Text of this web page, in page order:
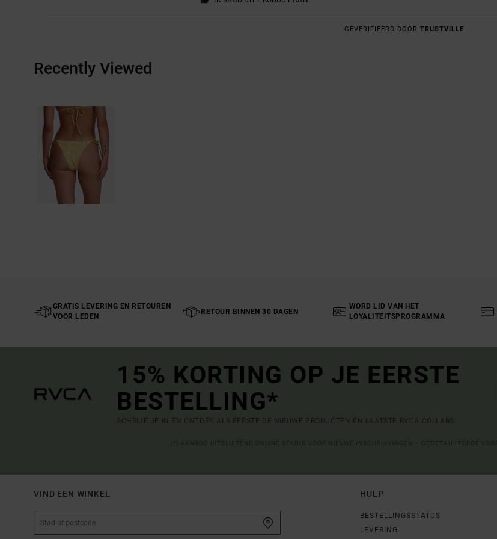
GEVERIFIEERD DOOR TRUSTVILLE
Recently Viewed
GRATIS LEVERING EN RETOUREN
VOOR LEDEN
RETOUR BINNEN 30 DAGEN
WORD LID VAN HET
LOYALITEITSPROGRAMMA
15% KORTING OP JE EERSTE
BESTELLING*
SCHRIJF JE IN EN ONTDEK ALS EERSTE DE NIEUWE PRODUCTEN EN LAATSTE RVCA COLLABS.
VIND EEN WINKEL HULP
BESTELLINGSSTATUS
LEVERING